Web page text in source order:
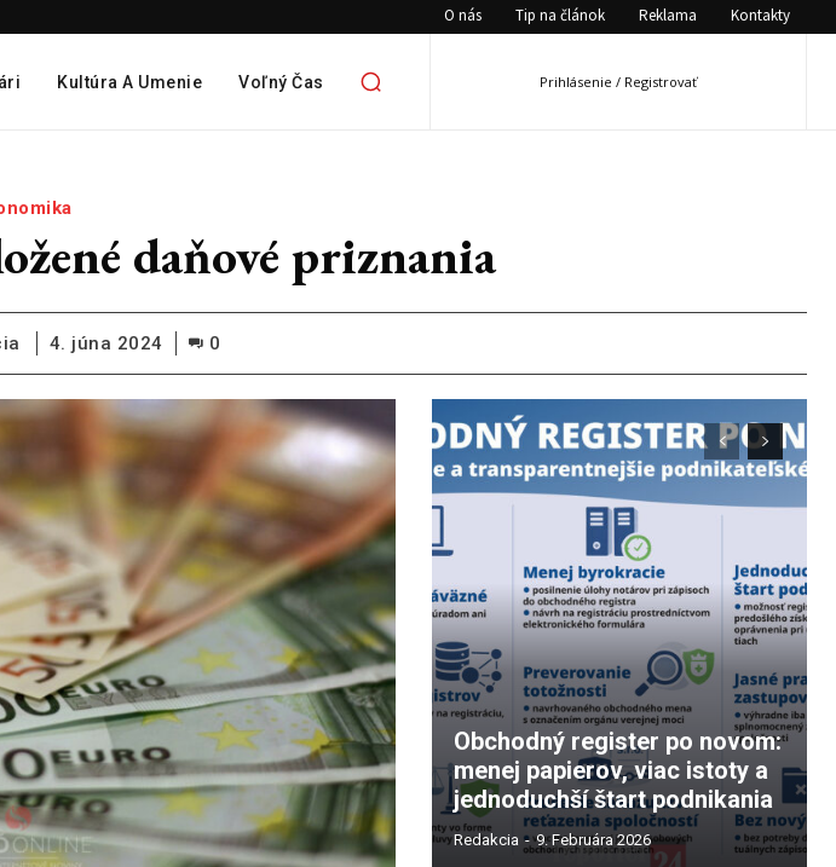
O nás Tip na článok Reklama Kontakty
Kultúra A Umenie Voľný Čas Prihlásenie / Registrovať
daňové priznania
4. júna 2024 0
Obchodný register po novom:
menej papierov, viac istoty a
jednoduchší štart podnikania
Redakcia - 9. Februára 2026